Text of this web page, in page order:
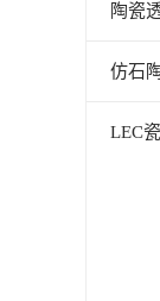
陶瓷
仿石
LEC